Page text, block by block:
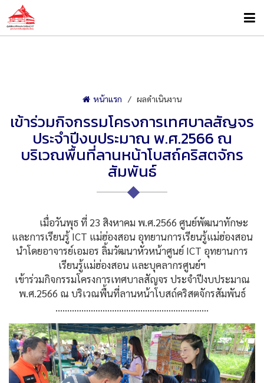
หน้าแรก ผลดำเนินงาน
เข้าร่วมกิจกรรมโครงการเทศบาลสัญจร
ประจำปีงบประมาณ พ.ศ.2566 ณ
บริเวณพื้นที่ลานหน้าโบสถ์คริสตจักร
สัมพันธ์
เมื่อวันพุธ ที่ 23 สิงหาคม พ.ศ.2566 ศูนย์พัฒนาทักษะ
และการเรียนรู้ ICT แม่ฮ่องสอน อุทยานการเรียนรู้แม่ฮ่องสอน
นำโดยอาจารย์เอมอร ลิ้มวัฒนาหัวหน้าศูนย์ ICT อุทยานการ
เรียนรู้แม่ฮ่องสอน และบุคลากรศูนย์ฯ
เข้าร่วมกิจกรรมโครงการเทศบาลสัญจร ประจำปีงบประมาณ
พ.ศ.2566 ณ บริเวณพื้นที่ลานหน้าโบสถ์คริสตจักรสัมพันธ์
.................................................................